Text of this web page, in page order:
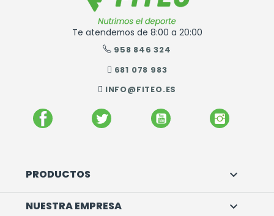
Te atendemos de 8:00 a 20:00
958 846 324
681 078 983
INFO@FITEO.ES
FACEBOOK TWITTER YOUTUBE
PRODUCTOS 
NUESTRA EMPRESA 